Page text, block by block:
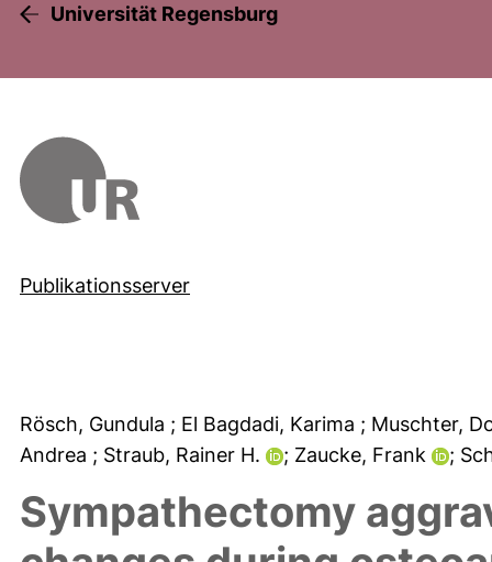
Universität Regensburg
Publikationsserver
Rösch, Gundula ; El Bagdadi, Karima ; Muschter,
Andrea ; Straub, Rainer H. ; Zaucke, Frank ;
Sympathectomy